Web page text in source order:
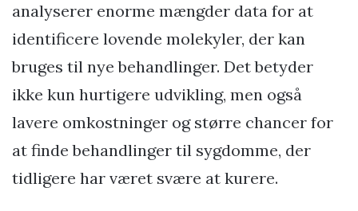
analyserer enorme mængder data for at
identificere lovende molekyler, der kan
bruges til nye behandlinger. Det betyder
ikke kun hurtigere udvikling, men også
lavere omkostninger og større chancer for
at finde behandlinger til sygdomme, der
tidligere har været svære at kurere.